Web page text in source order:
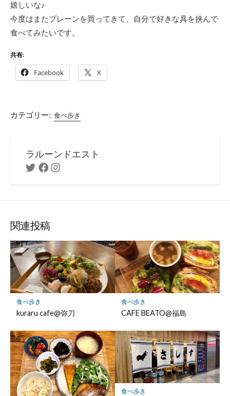
嬉しいな♪
今度はまたプレーンを買ってきて、自分で好きな具を挟んで
食べてみたいです。
共有:
Facebook X
カテゴリー: 食べ歩き
ラルーンドエスト
TwitterFacebookInstagram
関連投稿
食べ歩き
kuraru cafe@弥刀
食べ歩き
CAFE BEATO@福島
食べ歩き